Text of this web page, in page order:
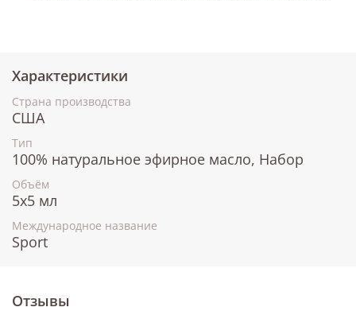
Характеристики
Страна производства
США
Тип
100% натуральное эфирное масло, Набор
Объём
5x5 мл
Международное название
Sport
Отзывы